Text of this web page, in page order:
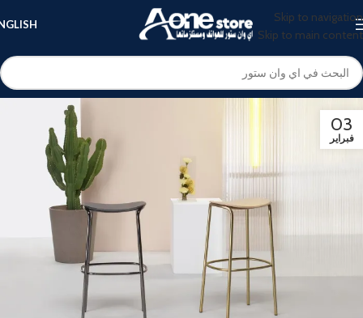
Skip to navigation
Skip to main content
03
فبراير